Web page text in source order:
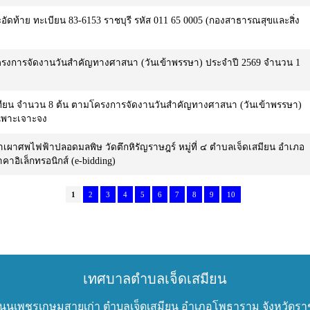
ท้าย ทะเบียน 83-6153 ราชบุรี รหัส 011 65 0005 (กองสาธารณสุขและสิ่ง
การจัดงานวันสำคัญทางศาสนา (วันเข้าพรรษา) ประจำปี 2569 จำนวน 1
น จำนวน 8 ต้น ตามโครงการจัดงานวันสำคัญทางศาสนา (วันเข้าพรรษา)
าะเจาะจง
เผาศพไฟฟ้าปลอดมลพิษ วัดตึกหิรัญราษฎร์ หมู่ที่ ๔ ตำบลเจ็ดเสมียน อำเภอ
าอิเล็กทรอนิกส์ (e-bidding)
1 2 3 4 5 6 7 8 9 10
เทศบาลตำบลเจ็ดเสมียน
นเพชรเกษมสายเก่า ตำบลเจ็ดเสมียน อำเภอโพธาราม จังหวัดรา